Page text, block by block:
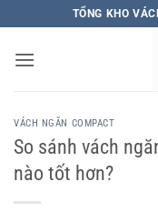
qua
nội
TỔNG KHO
VÁCH NGĂN COMPACT
So sánh vách
nào tốt hơn?